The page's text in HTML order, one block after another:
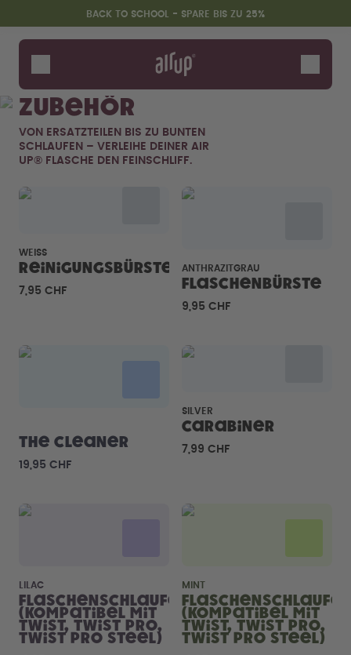
Zum Hauptinhalt springen
Erklärung zur BarrierefreiheitBACK TO SCHOOL - SPARE BIS ZU 25%
Flaschen
Duft-Pods
Zubehör
Starter Sets
Back2School
Gewinnspiel
Back to School - Spare bis zu
Wie funktioniert's
Hilfe & FAQ
Flaschen vergleichen
Zubehör
VON ERSATZTEILEN BIS ZU BUNTEN
SCHLAUFEN – VERLEIHE DEINER AIR
UP® FLASCHE DEN FEINSCHLIFF.
WEISS
Reinigungsbürste
7,95 CHF
ANTHRAZITGRAU
Flaschenbürste
9,95 CHF
The Cleaner
19,95 CHF
SILVER
Carabiner
7,99 CHF
LILAC
Flaschenschlaufe
(kompatibel mit
Twist, Twist Pro,
Twist Pro Steel)
MINT
Flaschenschlaufe
(kompatibel mit
Twist, Twist Pro,
Twist Pro Steel)